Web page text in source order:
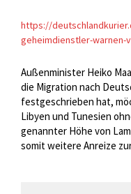
https://
geheimdienstler-
Außenminister Heiko
die Migration nach
festgeschrieben hat,
Libyen und Tunesien
genannter Höhe von
somit weitere Anreize